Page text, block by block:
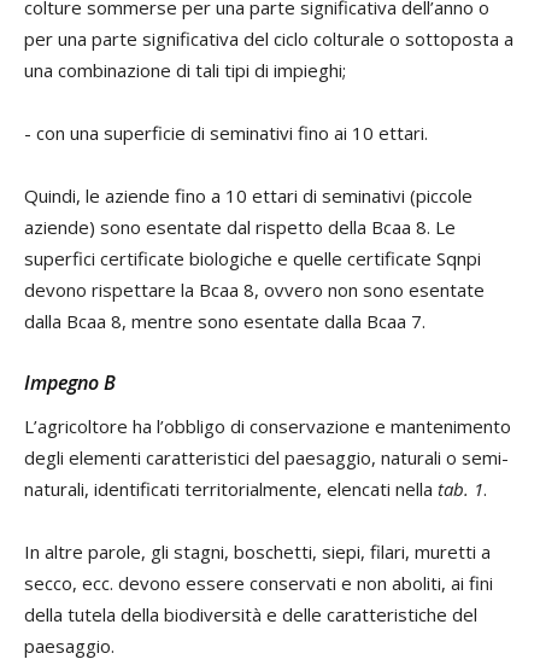
colture sommerse per una parte significativa dell’anno o
per una parte significativa del ciclo colturale o sottoposta a
una combinazione di tali tipi di impieghi;
- con una superficie di seminativi fino ai 10 ettari.
Quindi, le aziende fino a 10 ettari di seminativi (piccole
aziende) sono esentate dal rispetto della Bcaa 8. Le
superfici certificate biologiche e quelle certificate Sqnpi
devono rispettare la Bcaa 8, ovvero non sono esentate
dalla Bcaa 8, mentre sono esentate dalla Bcaa 7.
Impegno B
L’agricoltore ha l’obbligo di conservazione e mantenimento
degli elementi caratteristici del paesaggio, naturali o semi-
naturali, identificati territorialmente, elencati nella tab. 1.
In altre parole, gli stagni, boschetti, siepi, filari, muretti a
secco, ecc. devono essere conservati e non aboliti, ai fini
della tutela della biodiversità e delle caratteristiche del
paesaggio.